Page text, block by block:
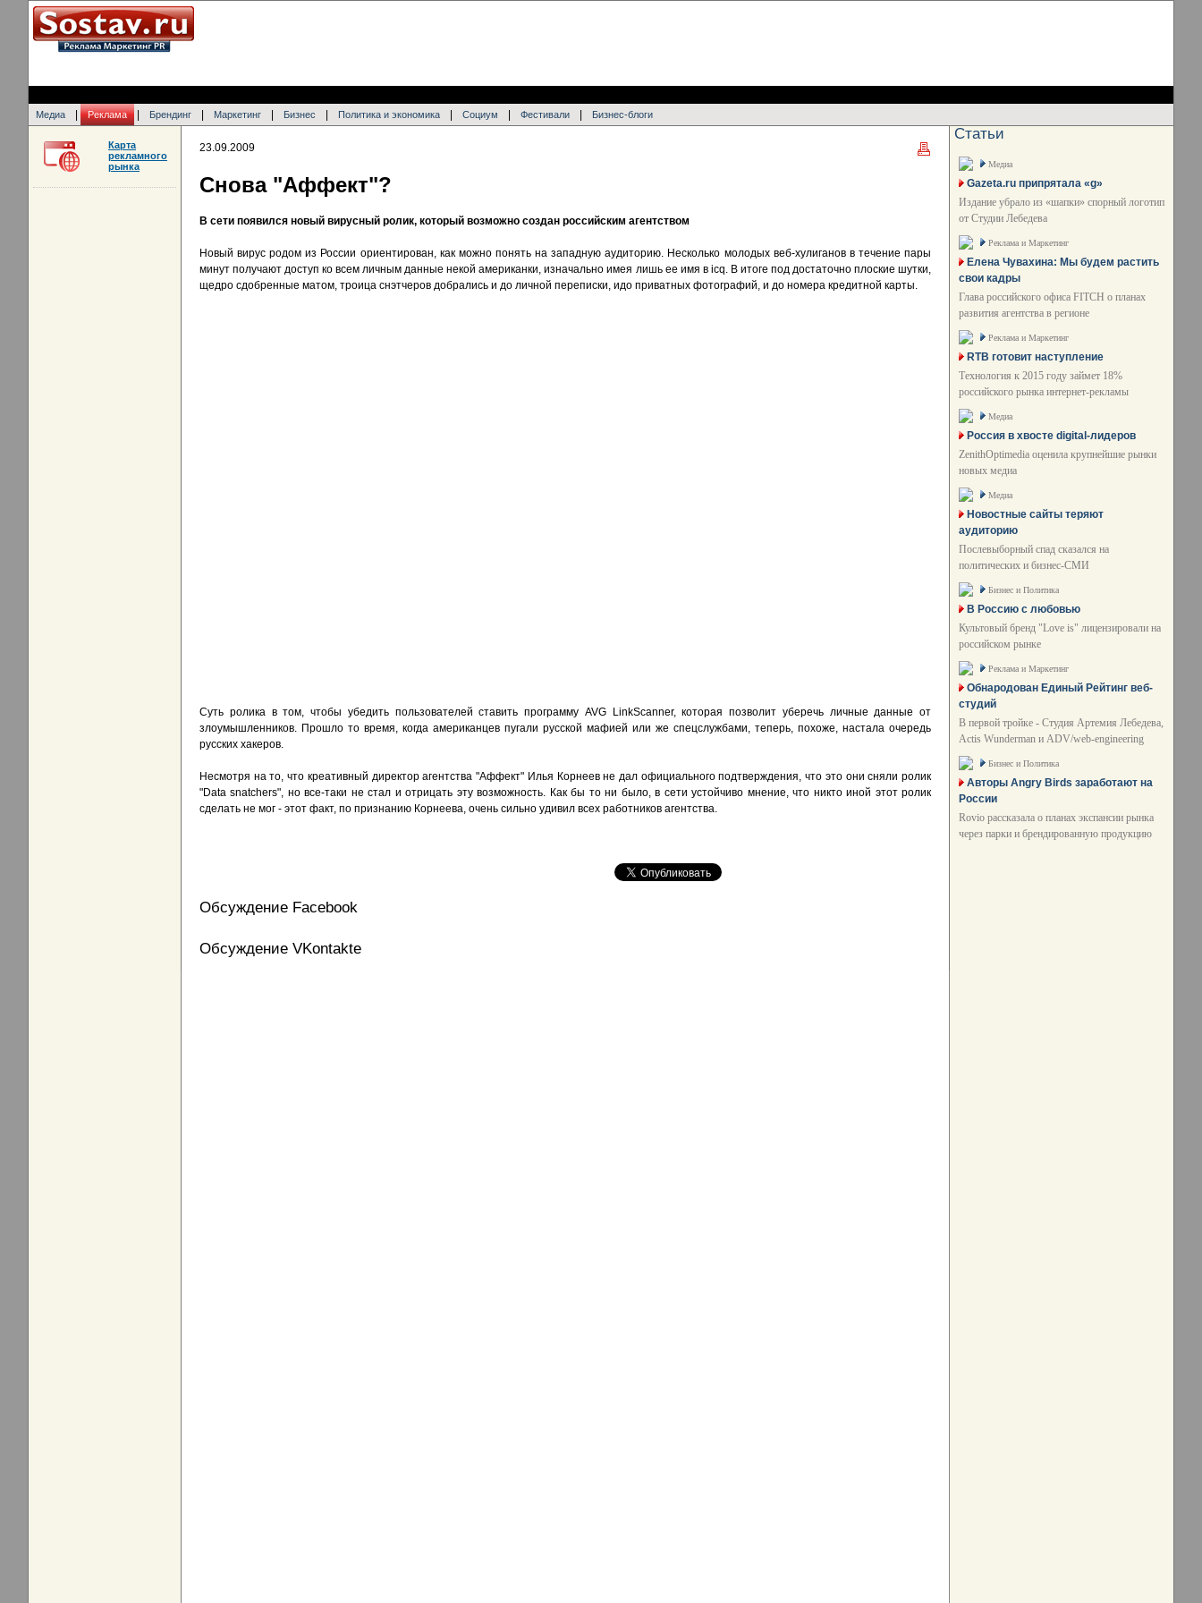
Медиа Реклама Брендинг Маркетинг Бизнес Политика и экономика Социум Фестивали Бизнес-блоги
23.09.2009
Снова "Аффект"?
В сети появился новый вирусный ролик, который возможно создан российским агентством
Новый вирус родом из России ориентирован, как можно понять на западную аудиторию. Несколько молодых веб-хулиганов в течение пары
минут получают доступ ко всем личным данные некой американки, изначально имея лишь ее имя в icq. В итоге под достаточно плоские шутки,
щедро сдобренные матом, троица снэтчеров добрались и до личной переписки, идо приватных фотографий, и до номера кредитной карты.
Суть ролика в том, чтобы убедить пользователей ставить программу AVG LinkScanner, которая позволит уберечь личные данные от
злоумышленников. Прошло то время, когда американцев пугали русской мафией или же спецслужбами, теперь, похоже, настала очередь
русских хакеров.
Несмотря на то, что креативный директор агентства "Аффект" Илья Корнеев не дал официального подтверждения, что это они сняли ролик
"Data snatchers", но все-таки не стал и отрицать эту возможность. Как бы то ни было, в сети устойчиво мнение, что никто иной этот ролик
сделать не мог - этот факт, по признанию Корнеева, очень сильно удивил всех работников агентства.
Обсуждение Facebook
Обсуждение VKontakte
Карта
рекламного
рынка
Статьи
Медиа
Gazeta.ru припрятала «g»
Издание убрало из «шапки» спорный логотип
от Студии Лебедева
Реклама и Маркетинг
Елена Чувахина: Мы будем растить
свои кадры
Глава российского офиса FITCH о планах
развития агентства в регионе
Реклама и Маркетинг
RTB готовит наступление
Технология к 2015 году займет 18%
российского рынка интернет-рекламы
Медиа
Россия в хвосте digital-лидеров
ZenithOptimedia оценила крупнейшие рынки
новых медиа
Медиа
Новостные сайты теряют
аудиторию
Послевыборный спад сказался на
политических и бизнес-СМИ
Бизнес и Политика
В Россию с любовью
Культовый бренд "Love is" лицензировали на
российском рынке
Реклама и Маркетинг
Обнародован Единый Рейтинг веб-
студий
В первой тройке - Студия Артемия Лебедева,
Actis Wunderman и ADV/web-engineering
Бизнес и Политика
Авторы Angry Birds заработают на
России
Rovio рассказала о планах экспансии рынка
через парки и брендированную продукцию